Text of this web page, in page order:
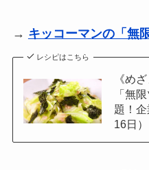
→ キッコーマンの「無
レシピはこちら
《め
「無
題！
16日）